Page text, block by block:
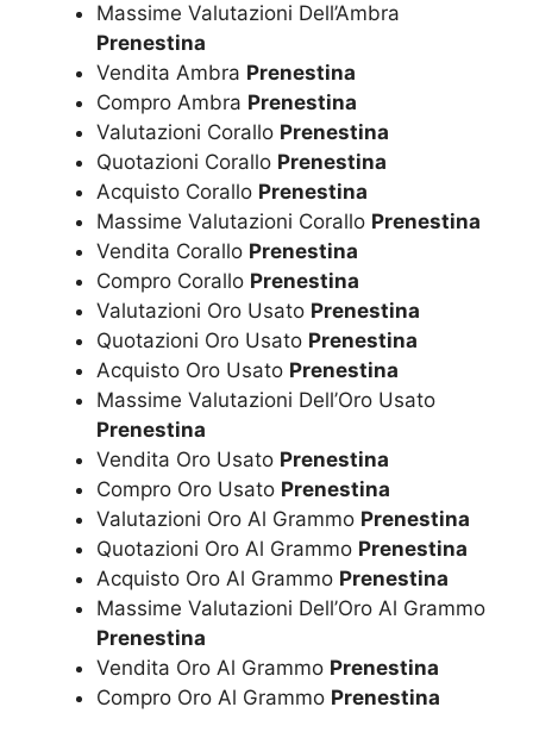
Massime Valutazioni Dell’Ambra
Prenestina
Vendita Ambra Prenestina
Compro Ambra Prenestina
Valutazioni Corallo Prenestina
Quotazioni Corallo Prenestina
Acquisto Corallo Prenestina
Massime Valutazioni Corallo Prenestina
Vendita Corallo Prenestina
Compro Corallo Prenestina
Valutazioni Oro Usato Prenestina
Quotazioni Oro Usato Prenestina
Acquisto Oro Usato Prenestina
Massime Valutazioni Dell’Oro Usato
Prenestina
Vendita Oro Usato Prenestina
Compro Oro Usato Prenestina
Valutazioni Oro Al Grammo Prenestina
Quotazioni Oro Al Grammo Prenestina
Acquisto Oro Al Grammo Prenestina
Massime Valutazioni Dell’Oro Al Grammo
Prenestina
Vendita Oro Al Grammo Prenestina
Compro Oro Al Grammo Prenestina